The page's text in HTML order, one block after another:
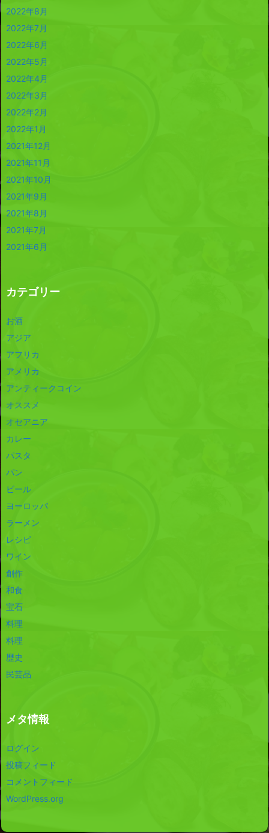
2022年8月
2022年7月
2022年6月
2022年5月
2022年4月
2022年3月
2022年2月
2022年1月
2021年12月
2021年11月
2021年10月
2021年9月
2021年8月
2021年7月
2021年6月
カテゴリー
お酒
アジア
アフリカ
アメリカ
アンティークコイン
オススメ
オセアニア
カレー
パスタ
パン
ビール
ヨーロッパ
ラーメン
レシピ
ワイン
創作
和食
宝石
料理
料理
歴史
民芸品
メタ情報
ログイン
投稿フィード
コメントフィード
WordPress.org